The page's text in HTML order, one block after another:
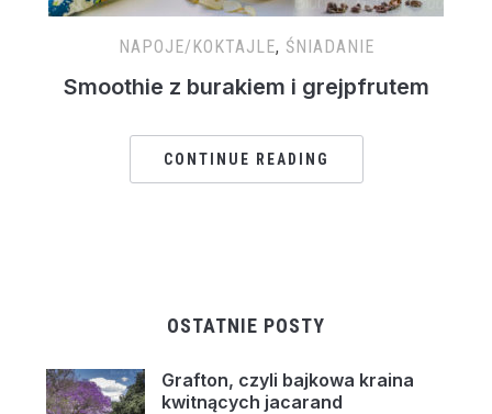
NAPOJE/KOKTAJLE, ŚNIADANIE
Smoothie z burakiem i grejpfrutem
CONTINUE READING
OSTATNIE POSTY
Grafton, czyli bajkowa kraina
kwitnących jacarand